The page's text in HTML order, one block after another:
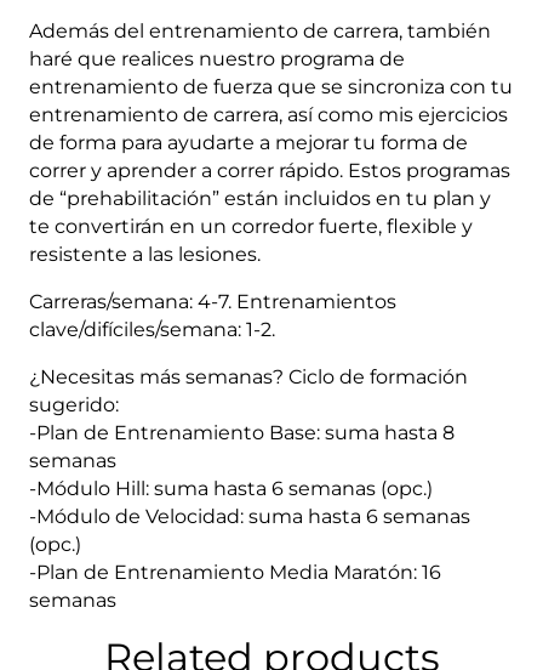
Además del entrenamiento de carrera, también
haré que realices nuestro programa de
entrenamiento de fuerza que se sincroniza con tu
entrenamiento de carrera, así como mis ejercicios
de forma para ayudarte a mejorar tu forma de
correr y aprender a correr rápido. Estos programas
de “prehabilitación” están incluidos en tu plan y
te convertirán en un corredor fuerte, flexible y
resistente a las lesiones.
Carreras/semana: 4-7. Entrenamientos
clave/difíciles/semana: 1-2.
¿Necesitas más semanas? Ciclo de formación
sugerido:
-Plan de Entrenamiento Base: suma hasta 8
semanas
-Módulo Hill: suma hasta 6 semanas (opc.)
-Módulo de Velocidad: suma hasta 6 semanas
(opc.)
-Plan de Entrenamiento Media Maratón: 16
semanas
Related products